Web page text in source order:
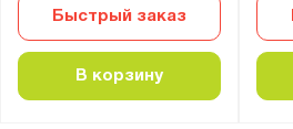
Быстрый заказ
В корзину